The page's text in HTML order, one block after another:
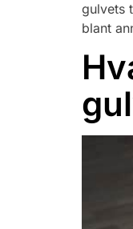
gulvets
blant